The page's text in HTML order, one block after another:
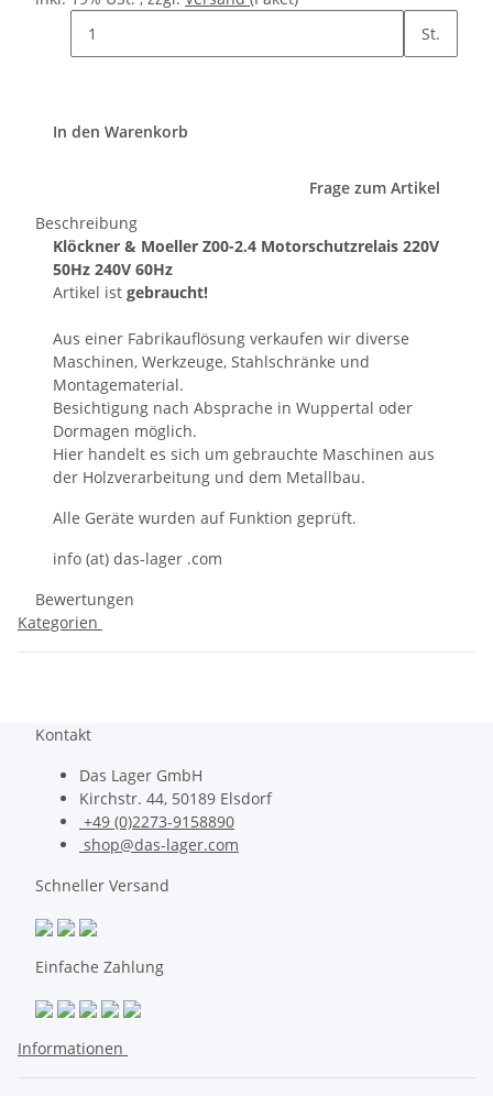
St.
In den Warenkorb
Frage zum Artikel
Beschreibung
Klöckner & Moeller Z00-2.4 Motorschutzrelais 220V
50Hz 240V 60Hz
Artikel ist gebraucht!
Aus einer Fabrikauflösung verkaufen wir diverse
Maschinen, Werkzeuge, Stahlschränke und
Montagematerial.
Besichtigung nach Absprache in Wuppertal oder
Dormagen möglich.
Hier handelt es sich um gebrauchte Maschinen aus
der Holzverarbeitung und dem Metallbau.
Alle Geräte wurden auf Funktion geprüft.
info (at) das-lager .com
Bewertungen
Kategorien
Kontakt
Das Lager GmbH
Kirchstr. 44, 50189 Elsdorf
+49 (0)2273-9158890
shop@das-lager.com
Schneller Versand
Einfache Zahlung
Informationen